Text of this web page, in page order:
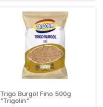
Trigo Burgol Fino 500g
"Trigolin"